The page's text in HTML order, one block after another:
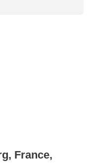
France,